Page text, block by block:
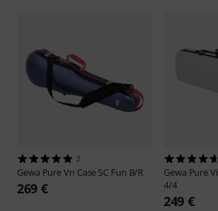
2
Gewa Pure Vn Case SC Fun B/R
269 €
Gewa Pure
4/4
249 €